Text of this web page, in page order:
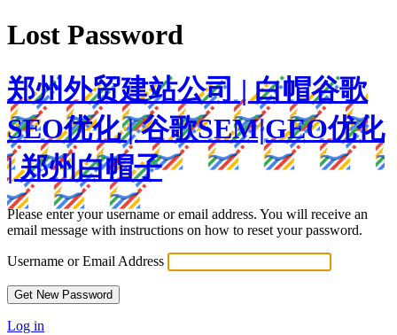
Lost Password
郑州外贸建站公司 | 白帽谷歌
SEO优化 | 谷歌SEM|GEO优化
| 郑州白帽子
Please enter your username or email address. You will receive an
email message with instructions on how to reset your password.
Username or Email Address
Log in